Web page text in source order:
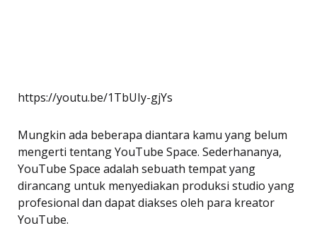
https://youtu.be/1TbUIy-gjYs
Mungkin ada beberapa diantara kamu yang belum
mengerti tentang YouTube Space. Sederhananya,
YouTube Space adalah sebuath tempat yang
dirancang untuk menyediakan produksi studio yang
profesional dan dapat diakses oleh para kreator
YouTube.